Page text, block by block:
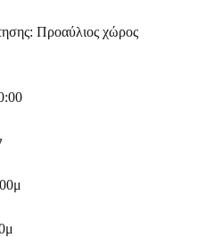
Προαύλιος χώρος